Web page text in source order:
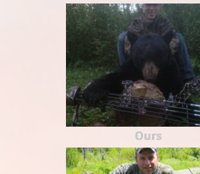
Ours